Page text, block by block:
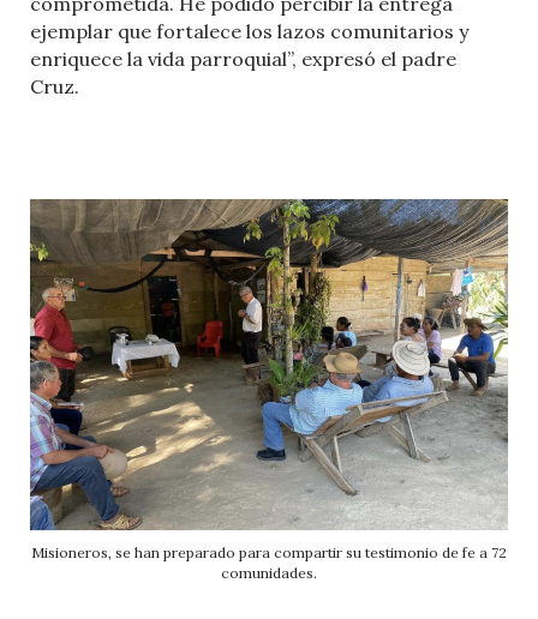
ejemplar que fortalece los lazos comunitarios y
enriquece la vida parroquial”, expresó el padre
Cruz.
Misioneros, se han preparado para compartir su testimonio de fe a 72
comunidades.